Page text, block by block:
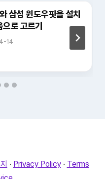
삼성 윈도우핏을 설치
로 고르기
14
· Privacy Policy· Terms